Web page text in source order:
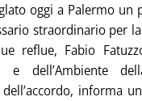
oggi a Palermo
straordinario per
reflue, Fabio
e dell’Ambiente
informa